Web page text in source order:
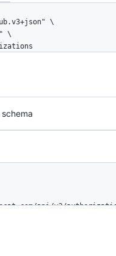
\
\
api/v3/